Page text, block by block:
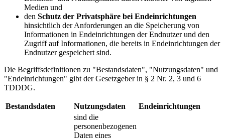
Medien und
den Schutz der Privatsphäre bei Endeinrichtungen
hinsichtlich der Anforderungen an die Speicherung von
Informationen in Endeinrichtungen der Endnutzer und den
Zugriff auf Informationen, die bereits in Endeinrichtungen der
Endnutzer gespeichert sind.
Die Begriffsdefinitionen zu "Bestandsdaten", "Nutzungsdaten" und
"Endeinrichtungen" gibt der Gesetzgeber in § 2 Nr. 2, 3 und 6
TDDDG.
Bestandsdaten Nutzungsdaten Endeinrichtungen
sind die
personenbezogenen
Daten eines